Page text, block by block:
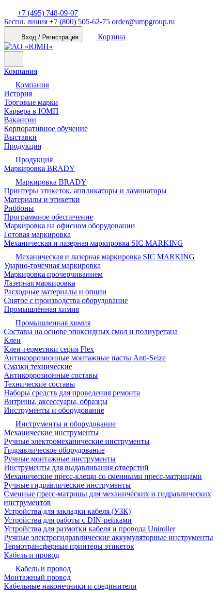
+7 (495) 748-09-07
Беспл. линия +7 (800) 505-62-75 order@umpgroup.ru
Вход / Регистрация Корзина
Компания
Компания
История
Торговые марки
Карьера в ЮМП
Вакансии
Корпоративное обучение
Выставки
Продукция
Продукция
Маркировка BRADY
Маркировка BRADY
Принтеры этикеток, аппликаторы и ламинаторы
Материалы и этикетки
Риббоны
Программное обеспечение
Маркировка на офисном оборудовании
Готовая маркировка
Механическая и лазерная маркировка SIC MARKING
Механическая и лазерная маркировка SIC MARKING
Ударно-точечная маркировка
Маркировка прочерчиванием
Лазерная маркировка
Расходные материалы и опции
Снятое с производства оборудование
Промышленная химия
Промышленная химия
Составы на основе эпоксидных смол и полиуретана
Клеи
Клеи-герметики серия Flex
Антикоррозионные монтажные пасты Anti-Seize
Смазки технические
Антикоррозионные составы
Технические составы
Наборы средств для проведения ремонта
Витрины, аксессуары, образцы
Инструменты и оборудование
Инструменты и оборудование
Механические инструменты
Ручные электромеханические инструменты
Гидравлическое оборудование
Ручные монтажные инструменты
Инструменты для выдавливания отверстий
Механические пресс-клещи со сменными пресс-матрицами
Ручные гидравлические инструменты
Сменные пресс-матрицы для механических и гидравлических
инструментов
Устройства для закладки кабеля (УЗК)
Устройства для работы с DIN-рейками
Устройства для размотки кабеля и провода Uniroller
Ручные электрогидравлические аккумуляторные инструменты
Термотрансферные принтеры этикеток
Кабель и провод
Кабель и провод
Монтажный провод
Кабельные наконечники и соединители